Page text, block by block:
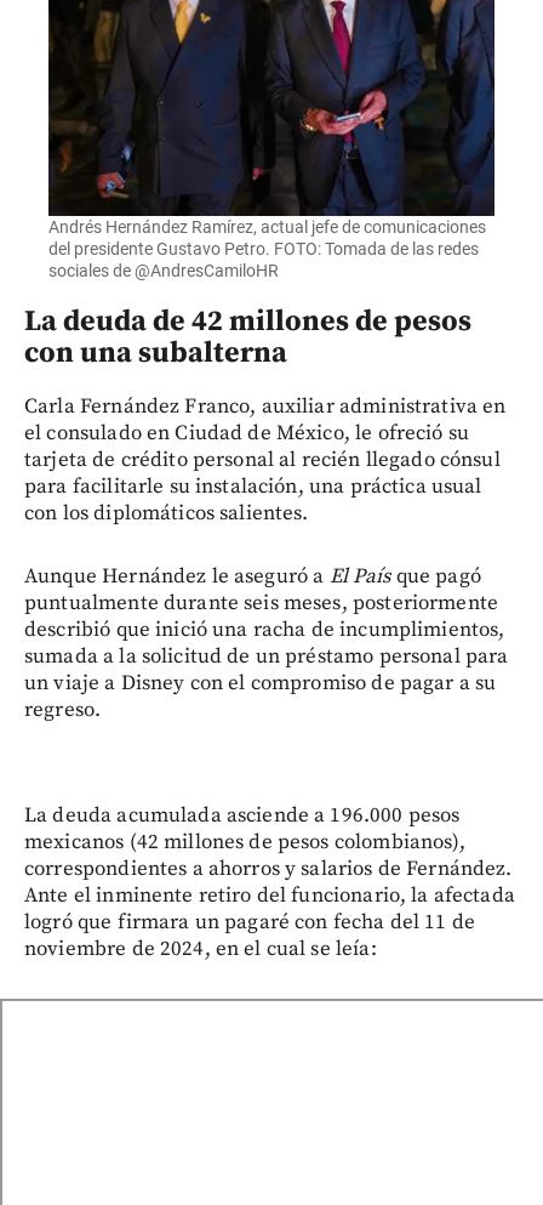
Andrés Hernández Ramírez, actual jefe de comunicaciones
del presidente Gustavo Petro. FOTO: Tomada de las redes
sociales de @AndresCamiloHR
La deuda de 42 millones de pesos
con una subalterna
Carla Fernández Franco, auxiliar administrativa en
el consulado en Ciudad de México, le ofreció su
tarjeta de crédito personal al recién llegado cónsul
para facilitarle su instalación, una práctica usual
con los diplomáticos salientes.
Aunque Hernández le aseguró a El Paísque pagó
puntualmente durante seis meses, posteriormente
describió que inició una racha de incumplimientos,
sumada a la solicitud de un préstamo personal para
un viaje a Disney con el compromiso de pagar a su
regreso.
La deuda acumulada asciende a 196.000 pesos
mexicanos (42 millones de pesos colombianos),
correspondientes a ahorros y salarios de Fernández.
Ante el inminente retiro del funcionario, la afectada
logró que firmara un pagaré con fecha del 11 de
noviembre de 2024, en el cual se leía: